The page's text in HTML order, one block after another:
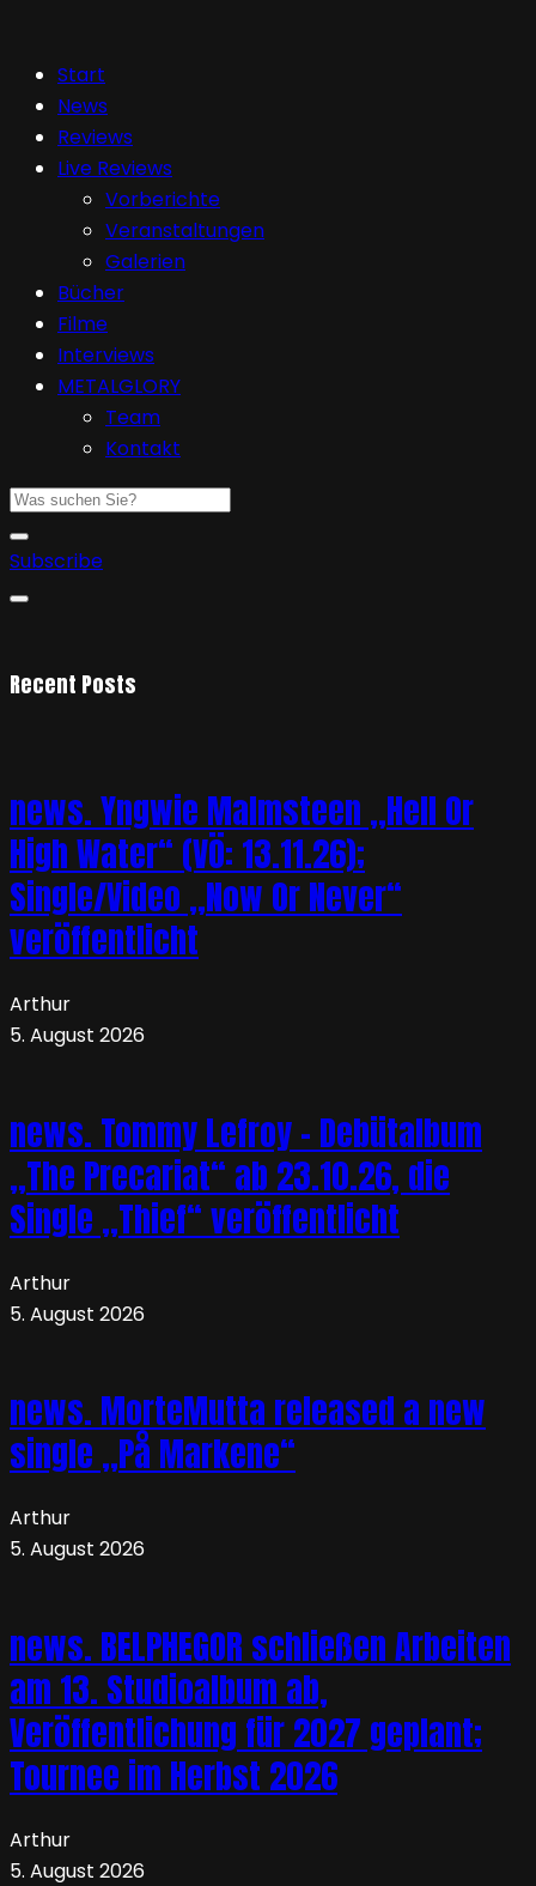
Start
News
Reviews
Live Reviews
Vorberichte
Veranstaltungen
Galerien
Bücher
Filme
Interviews
METALGLORY
Team
Kontakt
Subscribe
Recent Posts
news. Yngwie Malmsteen „Hell Or
High Water“ (VÖ: 13.11.26);
Single/Video „Now Or Never“
veröffentlicht
Arthur
5. August 2026
news. Tommy Lefroy – Debütalbum
„The Precariat“ ab 23.10.26, die
Single „Thief“ veröffentlicht
Arthur
5. August 2026
news. MorteMutta released a new
single „På Markene“
Arthur
5. August 2026
news. BELPHEGOR schließen Arbeiten
am 13. Studioalbum ab,
Veröffentlichung für 2027 geplant;
Tournee im Herbst 2026
Arthur
5. August 2026